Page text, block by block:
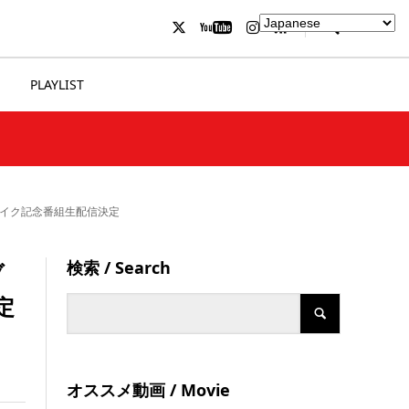
PLAYLIST
ク記念番組生配信決定
検索 / Search
オススメ動画 / Movie